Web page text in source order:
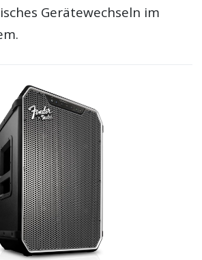
Gerätewechseln im